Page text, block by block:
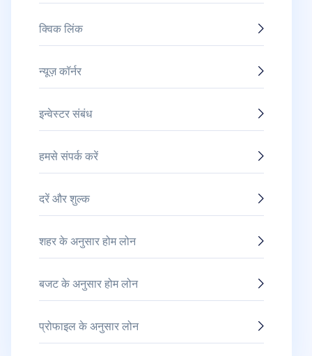
क्विक लिंक
न्यूज़ कॉर्नर
इन्वेस्टर संबंध
हमसे संपर्क करें
दरें और शुल्क
शहर के अनुसार होम लोन
बजट के अनुसार होम लोन
प्रोफाइल के अनुसार लोन